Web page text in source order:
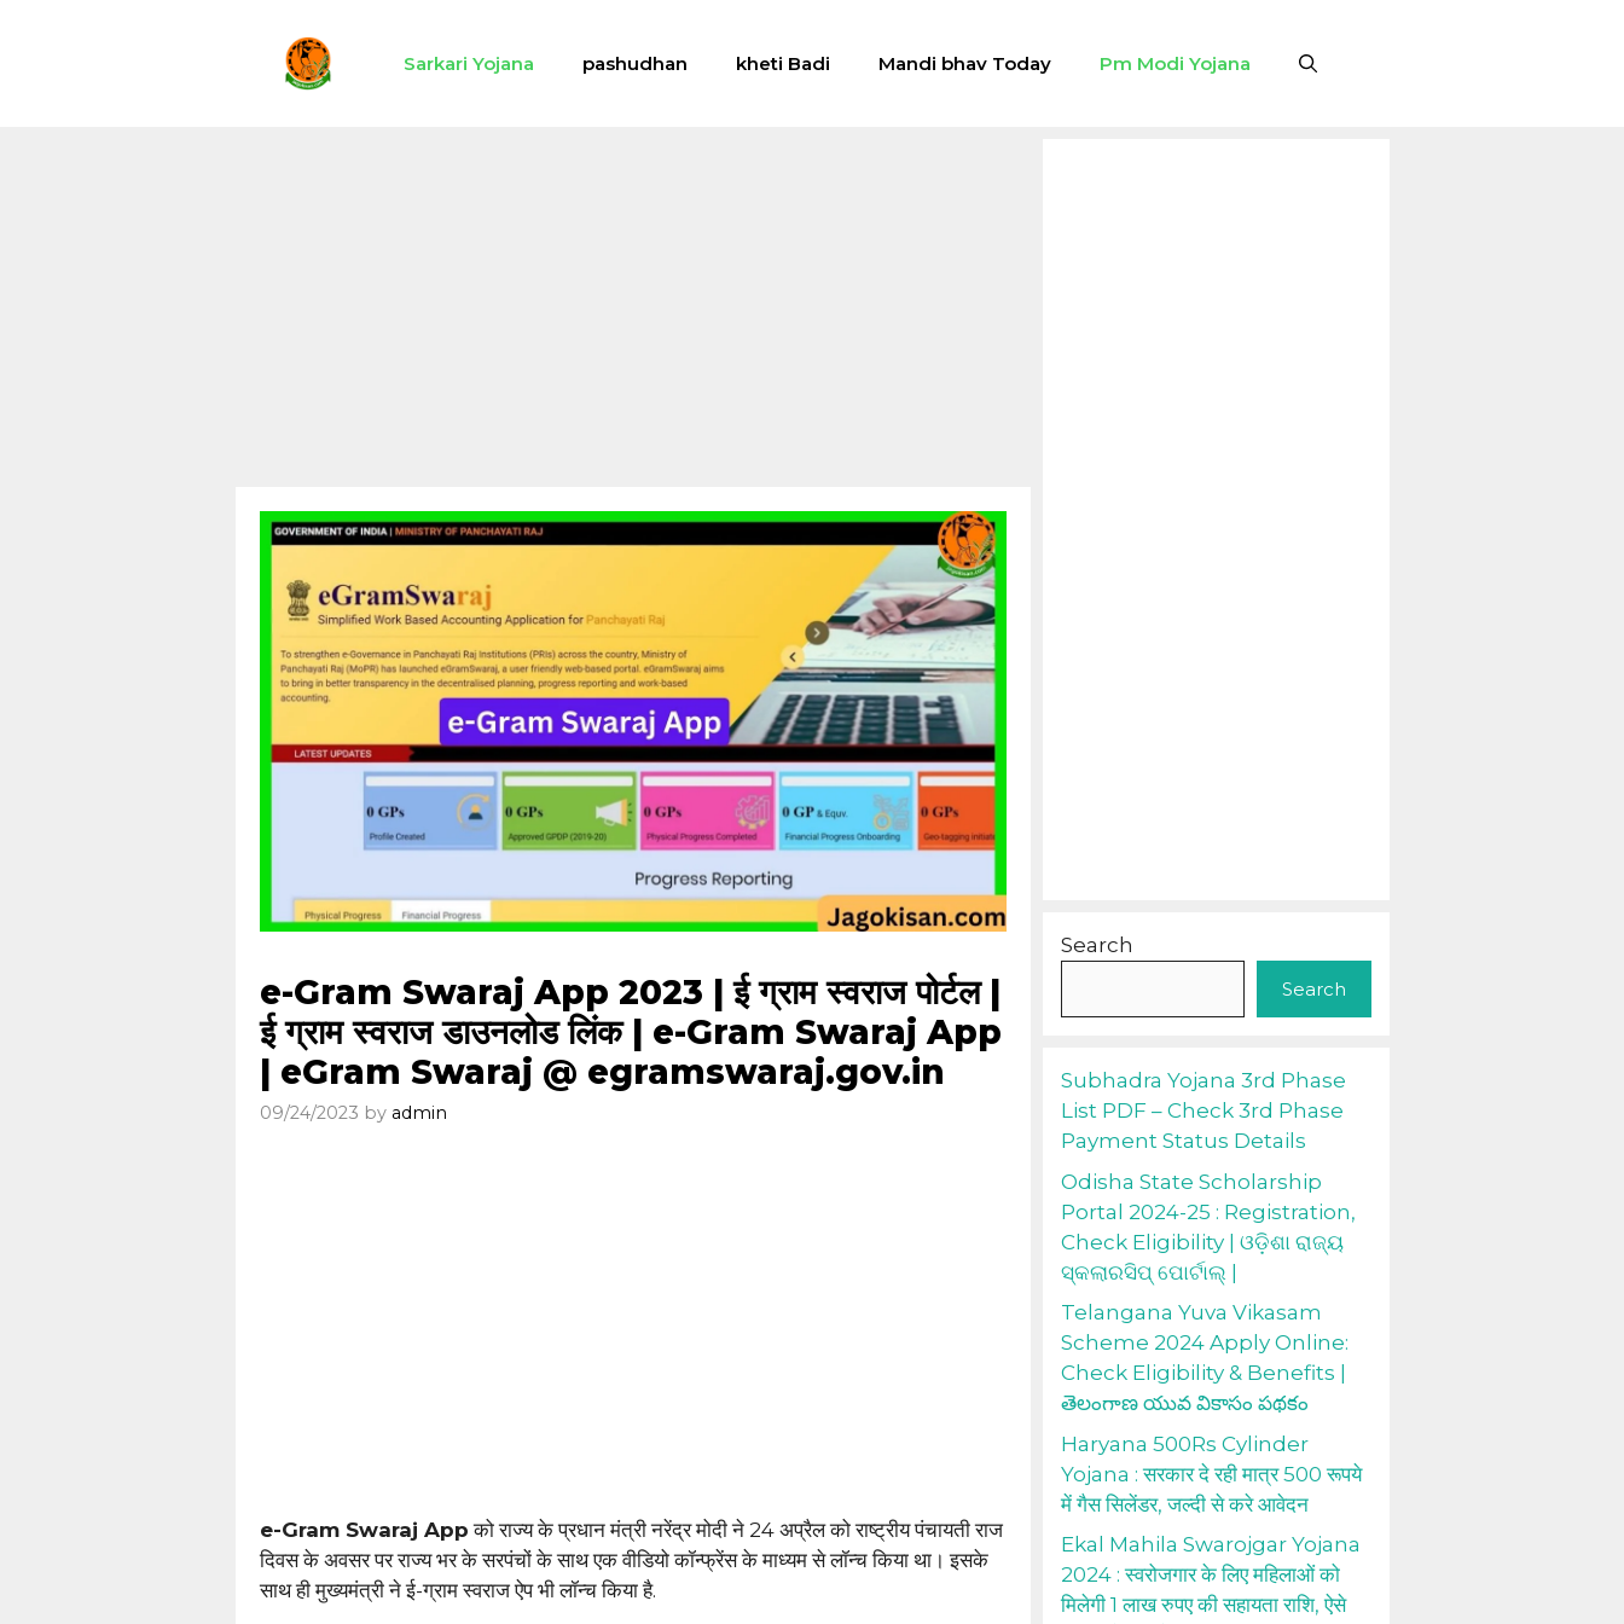
Sarkari Yojana pashudhan kheti Badi Mandi bhav Today Pm Modi Yojana
e-Gram Swaraj App 2023 | ई ग्राम स्वराज पोर्टल |
ई ग्राम स्वराज डाउनलोड लिंक | e-Gram Swaraj App
| eGram Swaraj @ egramswaraj.gov.in
09/24/2023 by admin
e-Gram Swaraj App को राज्य के प्रधान मंत्री नरेंद्र मोदी ने 24 अप्रैल को राष्ट्रीय पंचायती राज
दिवस के अवसर पर राज्य भर के सरपंचों के साथ एक वीडियो कॉन्फ्रेंस के माध्यम से लॉन्च किया था। इसके
साथ ही मुख्यमंत्री ने ई-ग्राम स्वराज ऐप भी लॉन्च किया है.
Search
Search
Subhadra Yojana 3rd Phase
List PDF – Check 3rd Phase
Payment Status Details
Odisha State Scholarship
Portal 2024-25 : Registration,
Check Eligibility | ଓଡ଼ିଶା ରାଜ୍ୟ
ସ୍କଲାରସିପ୍ ପୋର୍ଟାଲ୍ |
Telangana Yuva Vikasam
Scheme 2024 Apply Online:
Check Eligibility & Benefits |
తెలంగాణ యువ వికాసం పథకం
Haryana 500Rs Cylinder
Yojana : सरकार दे रही मात्र 500 रूपये
में गैस सिलेंडर, जल्दी से करे आवेदन
Ekal Mahila Swarojgar Yojana
2024 : स्वरोजगार के लिए महिलाओं को
मिलेगी 1 लाख रुपए की सहायता राशि, ऐसे